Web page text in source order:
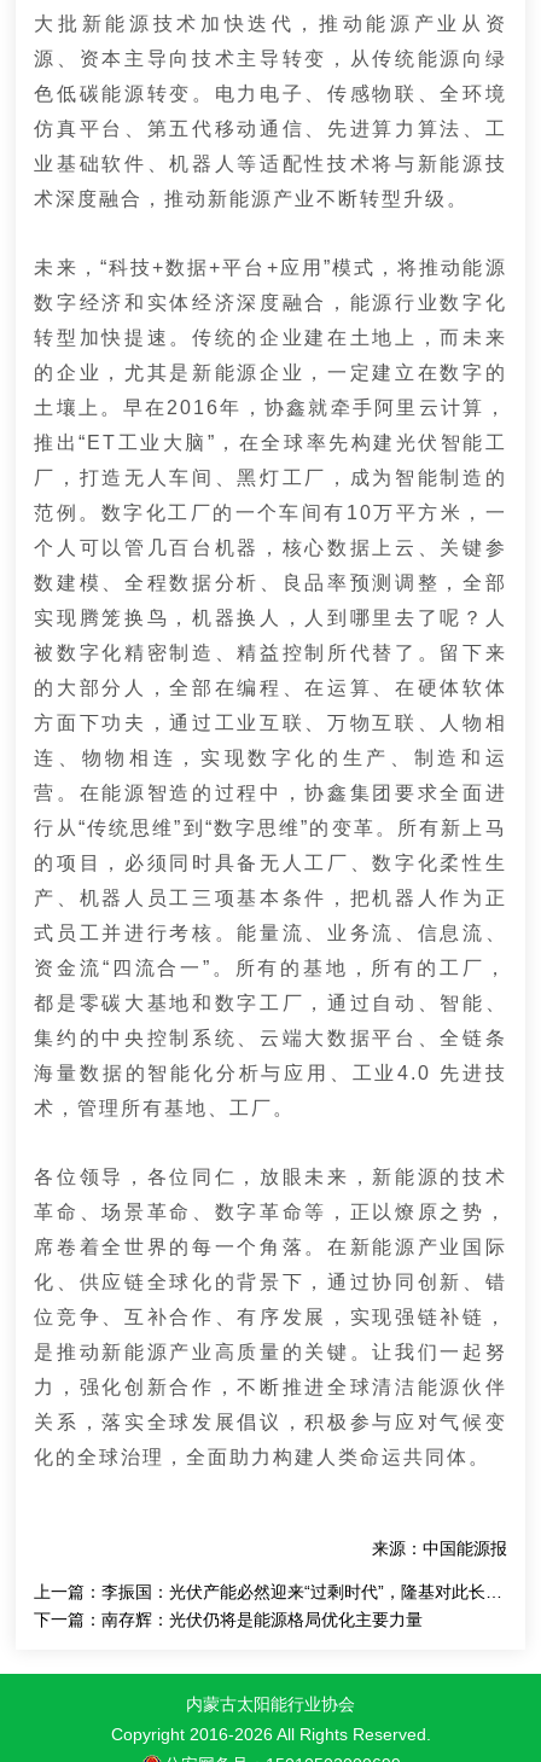
大批新能源技术加快迭代，推动能源产业从资
源、资本主导向技术主导转变，从传统能源向绿
色低碳能源转变。电力电子、传感物联、全环境
仿真平台、第五代移动通信、先进算力算法、工
业基础软件、机器人等适配性技术将与新能源技
术深度融合，推动新能源产业不断转型升级。
未来，“科技+数据+平台+应用”模式，将推动能源
数字经济和实体经济深度融合，能源行业数字化
转型加快提速。传统的企业建在土地上，而未来
的企业，尤其是新能源企业，一定建立在数字的
土壤上。 早在2016年，协鑫就牵手阿里云计算，
推出“ET工业大脑”，在全球率先构建光伏智能工
厂，打造无人车间、黑灯工厂，成为智能制造的
范例。 数字化工厂的一个车间有10万平方米，一
个人可以管几百台机器，核心数据上云、关键参
数建模、全程数据分析、良品率预测调整，全部
实现腾笼换鸟，机器换人，人到哪里去了呢？
人
被数字化精密制造、精益控制所代替了。 留下来
的大部分人，全部在编程、在运算、在硬体软体
方面下功夫，通过工业互联、万物互联、人物相
连、物物相连，实现数字化的生产、制造和运
营。 在能源智造的过程中，协鑫集团要求全面进
行从“传统思维”到“数字思维”的变革。
所有新上马
的项目，必须同时具备无人工厂、数字化柔性生
产、机器人员工三项基本条件，把机器人作为正
式员工并进行考核。能量流、业务流、信息流、
资金流“四流合一”。
所有的基地，所有的工厂，
都是零碳大基地和数字工厂，通过自动、智能、
集约的中央控制系统、云端大数据平台、全链条
海量数据的智能化分析与应用、工业4.0 先进技
术，管理所有基地、工厂。
各位领导，各位同仁，放眼未来，新能源的技术
革命、场景革命、数字革命等，正以燎原之势，
席卷着全世界的每一个角落。在新能源产业国际
化、供应链全球化的背景下，通过协同创新、错
位竞争、互补合作、有序发展，实现强链补链，
是推动新能源产业高质量的关键。让我们一起努
力，强化创新合作，不断推进全球清洁能源伙伴
关系，落实全球发展倡议，积极参与应对气候变
化的全球治理，全面助力构建人类命运共同体。
来源：中国能源报
上一篇：
下一篇：南存辉：光伏仍将是能源格局优化主要力量
内蒙古太阳能行业协会
Copyright 2016-2026 All Rights Reserved.